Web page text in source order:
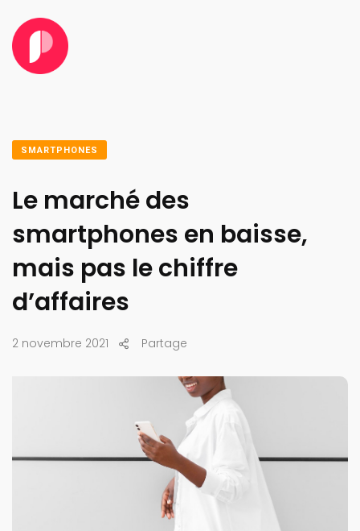
SMARTPHONES
Le marché des
smartphones en baisse,
mais pas le chiffre
d’affaires
2 novembre 2021 Partage